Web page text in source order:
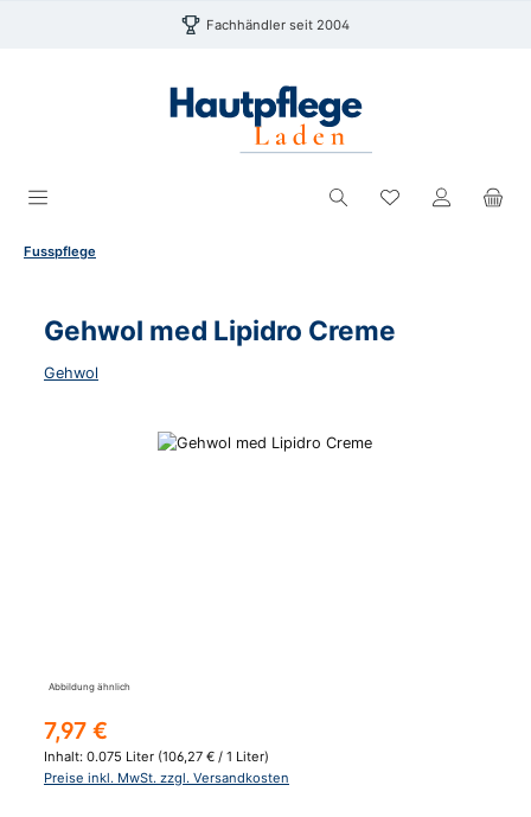
Zum Hauptinhalt springen Fachhändler seit 2004
Du hast 0
Fusspflege
Gehwol med Lipidro Creme
Gehwol
Bildergalerie überspringen
Abbildung ähnlich
Regulärer Preis:
7,97 €
Inhalt: 0.075 Liter (106,27 € / 1 Liter)
Preise inkl. MwSt. zzgl. Versandkosten